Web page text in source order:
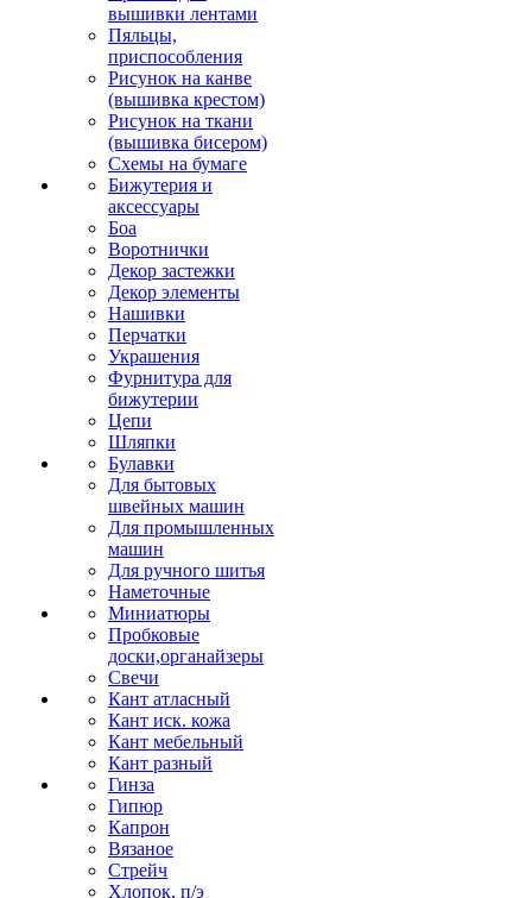
вышивки лентами
Пяльцы,
приспособления
Рисунок на канве
(вышивка крестом)
Рисунок на ткани
(вышивка бисером)
Схемы на бумаге
Бижутерия и
аксессуары
Боа
Воротнички
Декор застежки
Декор элементы
Нашивки
Перчатки
Украшения
Фурнитура для
бижутерии
Цепи
Шляпки
Булавки
Для бытовых
швейных машин
Для промышленных
машин
Для ручного шитья
Наметочные
Миниатюры
Пробковые
доски,органайзеры
Свечи
Кант атласный
Кант иск. кожа
Кант мебельный
Кант разный
Гинза
Гипюр
Капрон
Вязаное
Стрейч
Хлопок, п/э